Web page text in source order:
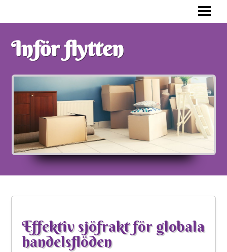
FLYTTPACKA RÄTT
VAD SKA MAN TÄNKA PÅ
BLOGG
Inför flytten
Effektiv sjöfrakt för globala
handelsflöden